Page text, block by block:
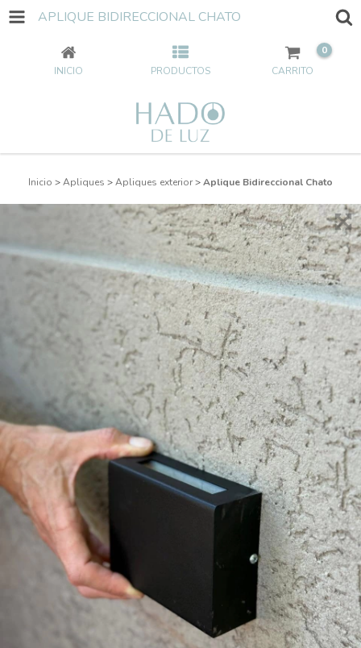
APLIQUE BIDIRECCIONAL CHATO
INICIO PRODUCTOS CARRITO
0
Inicio >Apliques >Apliques exterior>Aplique Bidireccional Chato